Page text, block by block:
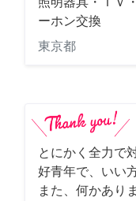
ーホン交換
東京都
とにかく全力で
好青年で、いい
また、何かあり